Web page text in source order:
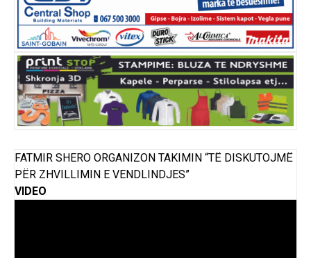
FATMIR SHERO ORGANIZON TAKIMIN “TË DISKUTOJMË
PËR ZHVILLIMIN E VENDLINDJES”
VIDEO